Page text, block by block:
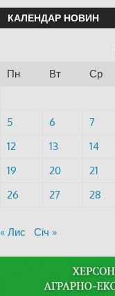
КАЛЕНДАР НОВИН
Пн
Вт Ср
5
6 7
12
13 14
19
20 21
26
27 28
« Лис Січ »